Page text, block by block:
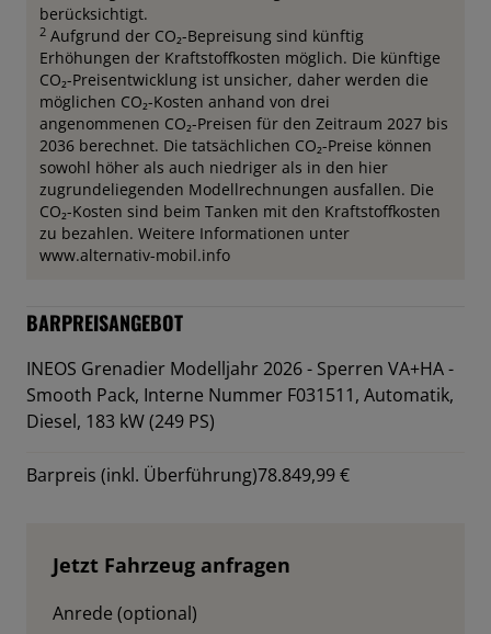
berücksichtigt.
2 Aufgrund der CO₂-Bepreisung sind künftig
Erhöhungen der Kraftstoffkosten möglich. Die künftige
CO₂-Preisentwicklung ist unsicher, daher werden die
möglichen CO₂-Kosten anhand von drei
angenommenen CO₂-Preisen für den Zeitraum 2027 bis
2036 berechnet. Die tatsächlichen CO₂-Preise können
sowohl höher als auch niedriger als in den hier
zugrundeliegenden Modellrechnungen ausfallen. Die
CO₂-Kosten sind beim Tanken mit den Kraftstoffkosten
zu bezahlen. Weitere Informationen unter
www.alternativ-mobil.info
BARPREISANGEBOT
INEOS Grenadier Modelljahr 2026 - Sperren VA+HA -
Smooth Pack, Interne Nummer F031511, Automatik,
Diesel, 183 kW (249 PS)
Barpreis (inkl. Überführung)78.849,99 €
Jetzt Fahrzeug anfragen
Anrede (optional)